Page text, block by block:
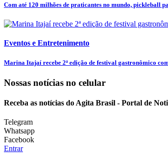
Com até 120 milhões de praticantes no mundo, pickleball
Eventos e Entretenimento
Marina Itajaí recebe 2ª edição de festival gastronômico
Nossas notícias no celular
Receba as notícias do Agita Brasil - Portal de
Telegram
Whatsapp
Facebook
Entrar